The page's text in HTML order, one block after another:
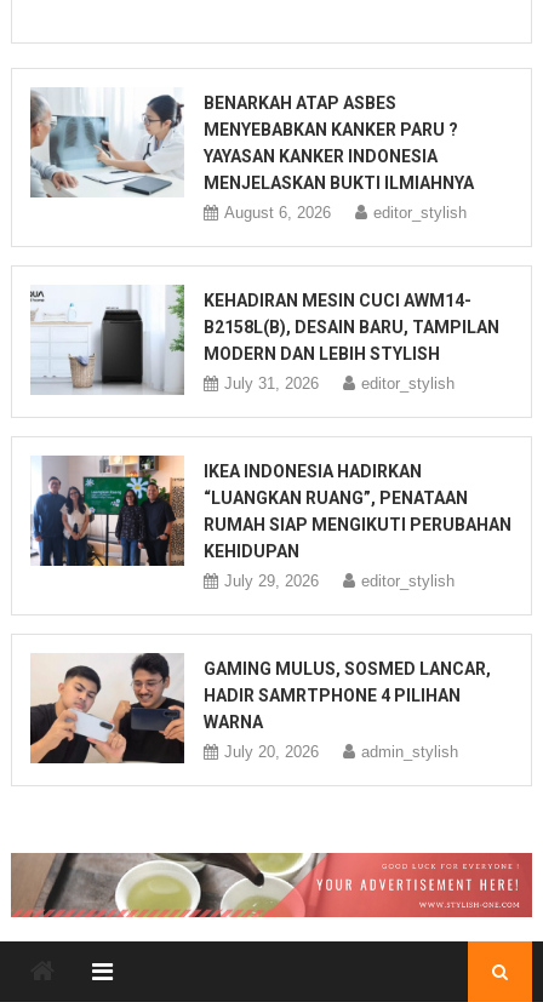
BENARKAH ATAP ASBES
MENYEBABKAN KANKER PARU ?
YAYASAN KANKER INDONESIA
MENJELASKAN BUKTI ILMIAHNYA
August 6, 2026 editor_stylish
KEHADIRAN MESIN CUCI AWM14-
B2158L(B), DESAIN BARU, TAMPILAN
MODERN DAN LEBIH STYLISH
July 31, 2026 editor_stylish
IKEA INDONESIA HADIRKAN
“LUANGKAN RUANG”, PENATAAN
RUMAH SIAP MENGIKUTI PERUBAHAN
KEHIDUPAN
July 29, 2026 editor_stylish
GAMING MULUS, SOSMED LANCAR,
HADIR SAMRTPHONE 4 PILIHAN
WARNA
July 20, 2026 admin_stylish